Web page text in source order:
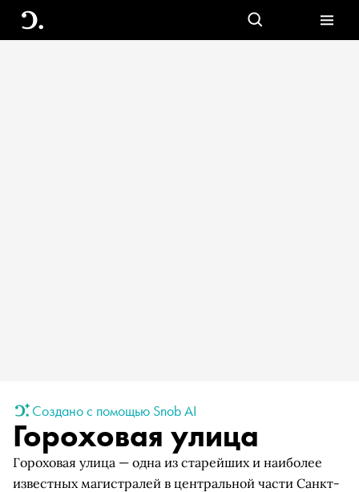
Создано с помощью Snob AI
Гороховая улица
Гороховая улица — одна из старейших и наиболее
известных магистралей в центральной части Санкт-